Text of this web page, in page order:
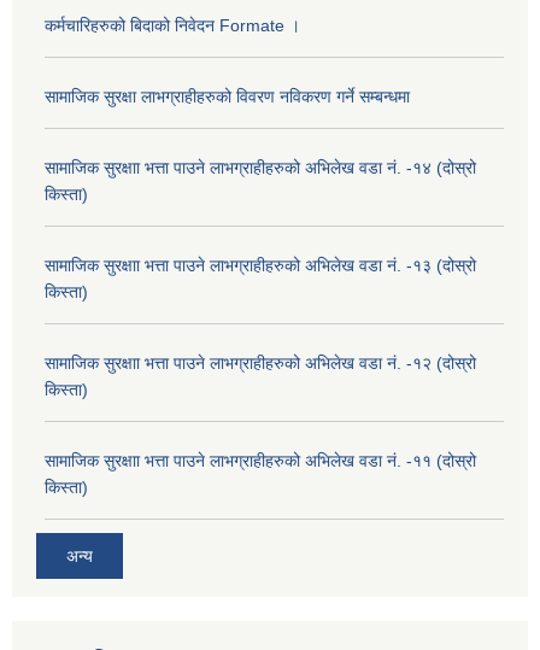
कर्मचारिहरुको बिदाको निवेदन Formate ।
सामाजिक सुरक्षा लाभग्राहीहरुको विवरण नविकरण गर्ने सम्बन्धमा
सामाजिक सुरक्षाा भत्ता पाउने लाभग्राहीहरुको अभिलेख वडा नं. -१४ (दोस्रो
किस्ता)
सामाजिक सुरक्षाा भत्ता पाउने लाभग्राहीहरुको अभिलेख वडा नं. -१३ (दोस्रो
किस्ता)
सामाजिक सुरक्षाा भत्ता पाउने लाभग्राहीहरुको अभिलेख वडा नं. -१२ (दोस्रो
किस्ता)
सामाजिक सुरक्षाा भत्ता पाउने लाभग्राहीहरुको अभिलेख वडा नं. -११ (दोस्रो
किस्ता)
अन्य